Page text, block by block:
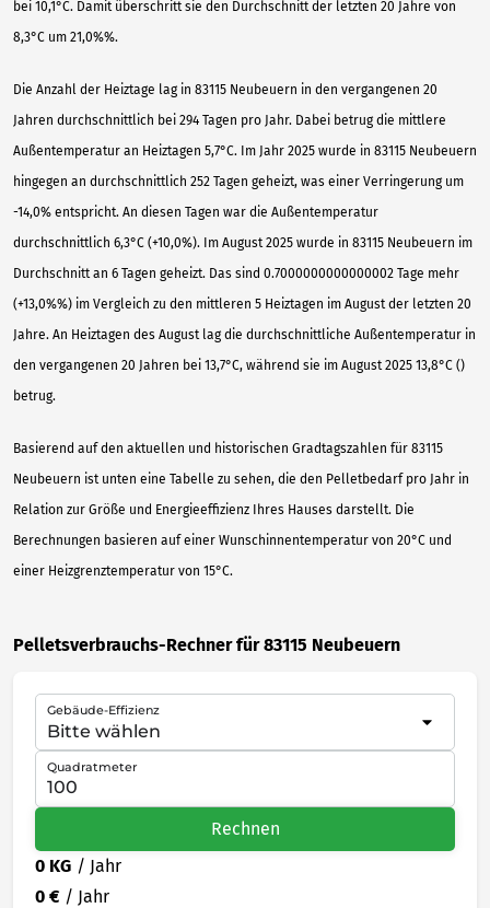
bei 10,1°C. Damit überschritt sie den Durchschnitt der letzten 20 Jahre von
8,3°C um 21,0%%.
Die Anzahl der Heiztage lag in 83115 Neubeuern in den vergangenen 20
Jahren durchschnittlich bei 294 Tagen pro Jahr. Dabei betrug die mittlere
Außentemperatur an Heiztagen 5,7°C. Im Jahr 2025 wurde in 83115 Neubeuern
hingegen an durchschnittlich 252 Tagen geheizt, was einer Verringerung um
-14,0% entspricht. An diesen Tagen war die Außentemperatur
durchschnittlich 6,3°C (+10,0%). Im August 2025 wurde in 83115 Neubeuern im
Durchschnitt an 6 Tagen geheizt. Das sind 0.7000000000000002 Tage mehr
(+13,0%%) im Vergleich zu den mittleren 5 Heiztagen im August der letzten 20
Jahre. An Heiztagen des August lag die durchschnittliche Außentemperatur in
den vergangenen 20 Jahren bei 13,7°C, während sie im August 2025 13,8°C ()
betrug.
Basierend auf den aktuellen und historischen Gradtagszahlen für 83115
Neubeuern ist unten eine Tabelle zu sehen, die den Pelletbedarf pro Jahr in
Relation zur Größe und Energieeffizienz Ihres Hauses darstellt. Die
Berechnungen basieren auf einer Wunschinnentemperatur von 20°C und
einer Heizgrenztemperatur von 15°C.
Pelletsverbrauchs-Rechner für 83115 Neubeuern
Gebäude-Effizienz
Quadratmeter
Rechnen
0 KG / Jahr
0 € / Jahr